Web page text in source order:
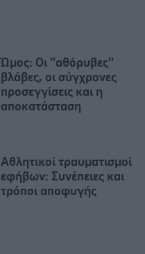
Ώμος: Οι ''αθόρυβες''
βλάβες, οι σύγχρονες
προσεγγίσεις και η
αποκατάσταση
Αθλητικοί τραυματισμοί
εφήβων: Συνέπειες και
τρόποι αποφυγής